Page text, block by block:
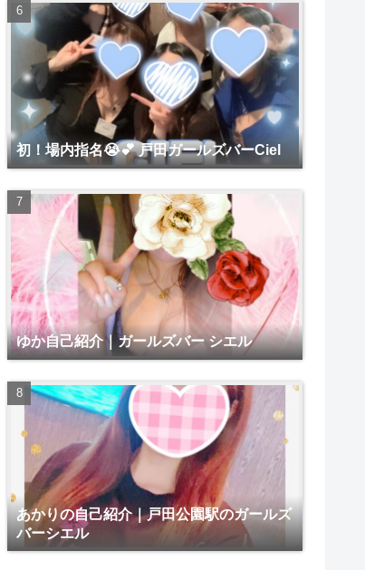
初！場内指名😭💕 戸田ガールズバーCiel
ゆか自己紹介｜ガールズバー シエル
あかりの自己紹介｜戸田公園駅のガールズ
バーシエル